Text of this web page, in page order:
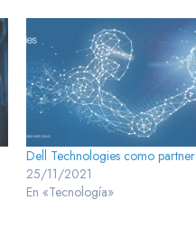
Dell Technologies como partner
25/11/2021
En «Tecnología»